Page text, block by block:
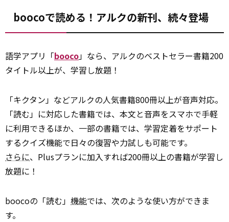
boocoで読める！アルクの新刊、続々登場
語学アプリ「booco」なら、アルクのベストセラー書籍200
タイトル以上が、学習し放題！
「キクタン」などアルクの人気書籍800冊以上が音声対応。
「読む」に対応した書籍では、本文と音声をスマホで手軽
に利用できるほか、一部の書籍では、学習定着をサポート
するクイズ機能で日々の復習や力試しも可能です。
さらに、Plusプランに加入すれば200冊以上の書籍が学習し
放題に！
boocoの「読む」 機能では、次のような使い方ができま
す。